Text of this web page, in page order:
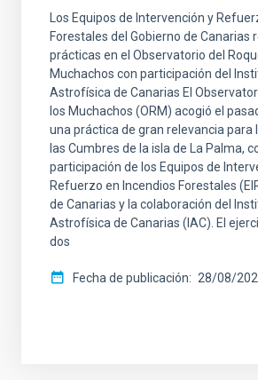
Los Equipos de Intervención y
Forestales del Gobierno de Canarias
prácticas en el Observatorio del
Muchachos con participación del
Astrofísica de Canarias El
los Muchachos (ORM) acogió el
una práctica de gran relevancia para
las Cumbres de la isla de La Palma,
participación de los Equipos de
Refuerzo en Incendios Forestales
de Canarias y la colaboración del
Astrofísica de Canarias (IAC). El
dos
Fecha de publicación 28/08/